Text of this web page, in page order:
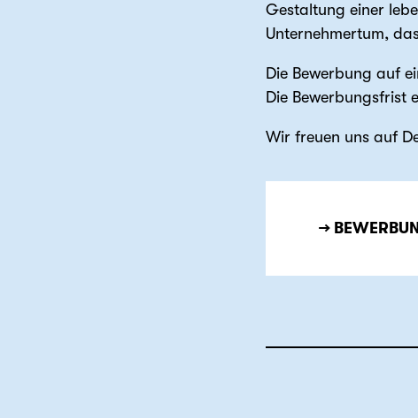
Gestaltung einer
Unternehmertum,
Die Bewerbung auf
Die Bewerbungsfrist
Wir freuen uns auf
→